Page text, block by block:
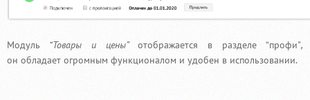
Модуль “Товары и цены”отображается в разделе “профи",
он обладает огромным функционалом и удобен в использовании.